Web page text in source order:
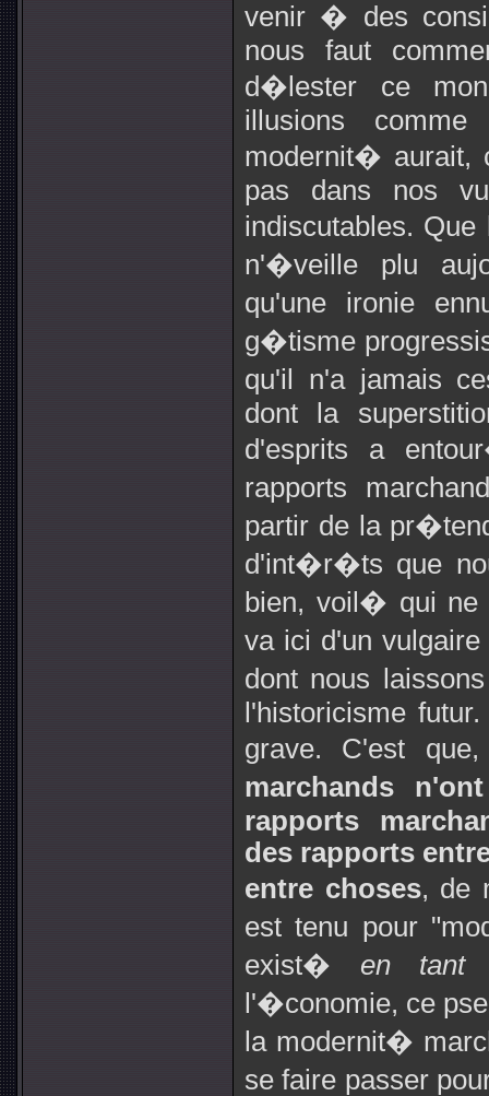
venir � des
nous faut
d�lester ce
illusions
modernit� aurait,
pas dans nos
indiscutables.
n'�veille plu
qu'une ironie
g�tisme
qu'il n'a jamais
dont la
d'esprits a
rapports
partir de la
d'int�r�ts que
bien, voil� qui
va ici d'un
dont nous
l'historicisme
grave. C'est
marchands
rapports
des rapports
entre choses, de
est tenu pour
exist� en tant
l'�conomie, ce
la modernit�
se faire passer